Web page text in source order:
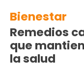
Bienestar
Remedios
que
la salud